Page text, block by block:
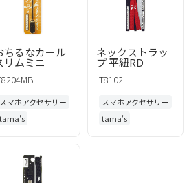
ちるなカール
リムミニ
スマホアクセサリー
tama's
ネックストラッ
プ 平紐RD
T8102
スマホアクセサリー
tama's